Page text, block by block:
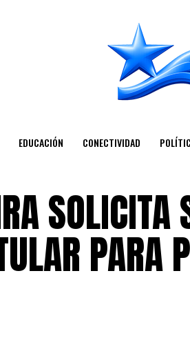
EDUCACIÓN CONECTIVIDAD
SOLICITA
PARA